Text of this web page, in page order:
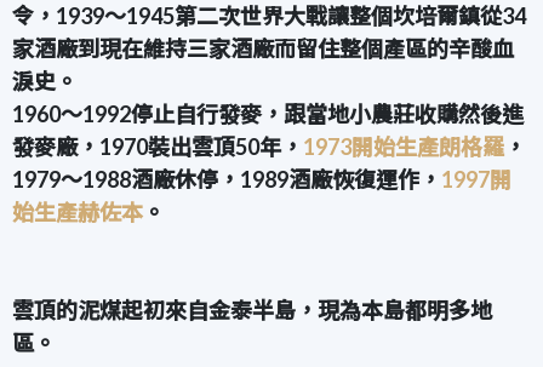
令，1939～1945第二次世界大戰讓整個坎培爾鎮從34
家酒廠到現在維持三家酒廠而留住整個產區的辛酸血
淚史。
1960～1992停止自行發麥，跟當地小農莊收購然後進
發麥廠， 1970裝出雲頂50年， 1973開始生產朗格羅 ，
1979～1988酒廠休停， 1989酒廠恢復運作， 1997開
始生產赫佐本 。
雲頂的泥煤起初來自金泰半島，現為本島都明多地
區。